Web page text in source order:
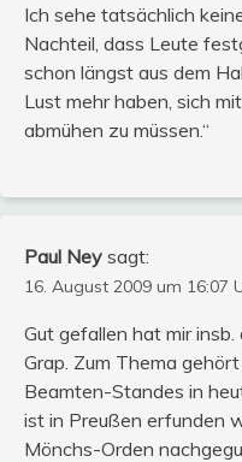
Ich sehe tatsächlich
Nachteil, dass Leute
schon längst aus dem
Lust mehr haben, sich
abmühen zu müssen.“
Paul Ney sagt:
16. August 2009 um 16:07
Gut gefallen hat mir
Grap. Zum Thema
Beamten-Standes in
ist in Preußen erfunden
Mönchs-Orden